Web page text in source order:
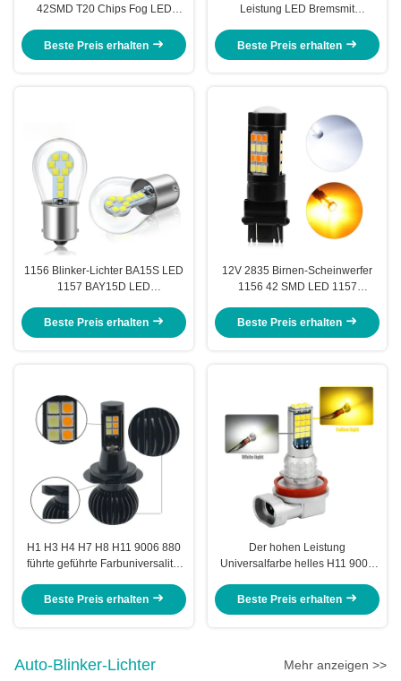
42SMD T20 Chips Fog LED
Beste Preis erhalten
Leistung LED Bremsmit
2835 12V Canbus
Beste Preis erhalten
1156 Blinker-Lichter BA15S LED
1157 BAY15D LED
Bajonett
Beste Preis erhalten
12V 2835 Birnen-Scheinwerfer
1156 42 SMD LED 1157
Beste Preis erhalten
H1 H3 H4 H7 H8 H11 9006 880
führte geführte Farbuniversalität
Nebelscheinwerfer
Beste Preis erhalten
Der hohen Leistung
Universalfarbe helles H11 9006
Nebelscheinwerfer-zwei 881 H3
Beste Preis erhalten
Auto-Blinker-Lichter Mehr anzeigen >>